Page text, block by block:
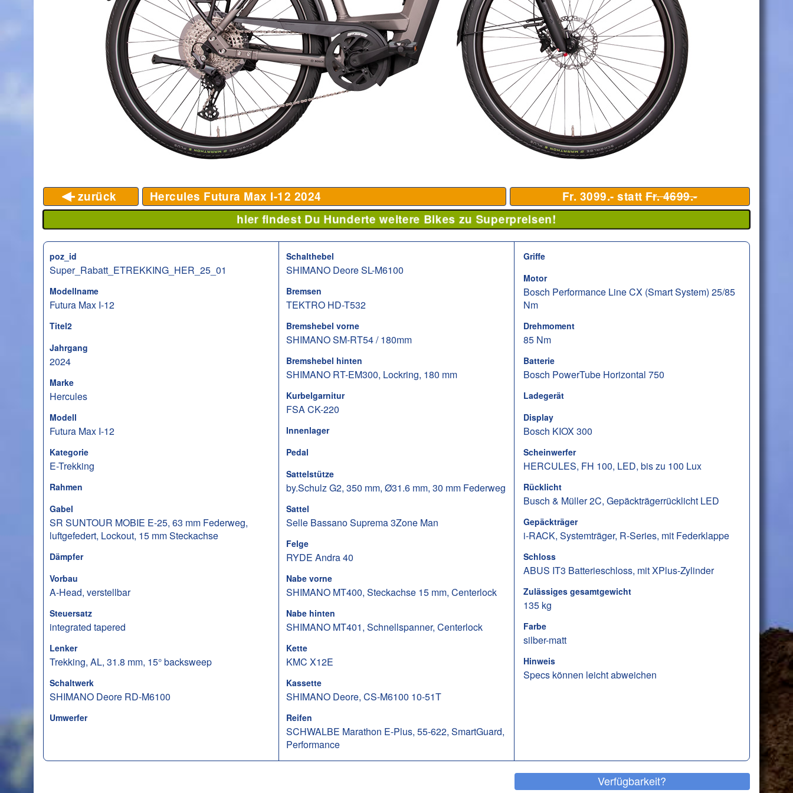
zurück Hercules Futura Max I-12 2024 Fr. 3099.- statt Fr. 4699.-
hier findest Du Hunderte weitere Bikes zu Superpreisen!
poz_id
Super_Rabatt_ETREKKING_HER_25_01
Modellname
Futura Max I-12
Titel2
Jahrgang
2024
Marke
Hercules
Modell
Futura Max I-12
Kategorie
E-Trekking
Rahmen
Gabel
SR SUNTOUR MOBIE E-25, 63 mm Federweg,
luftgefedert, Lockout, 15 mm Steckachse
Dämpfer
Vorbau
A-Head, verstellbar
Steuersatz
integrated tapered
Lenker
Trekking, AL, 31.8 mm, 15° backsweep
Schaltwerk
SHIMANO Deore RD-M6100
Umwerfer
Schalthebel
SHIMANO Deore SL-M6100
Bremsen
TEKTRO HD-T532
Bremshebel vorne
SHIMANO SM-RT54 / 180mm
Bremshebel hinten
SHIMANO RT-EM300, Lockring, 180 mm
Kurbelgarnitur
FSA CK-220
Innenlager
Pedal
Sattelstütze
by.Schulz G2, 350 mm, Ø31.6 mm, 30 mm Federweg
Sattel
Selle Bassano Suprema 3Zone Man
Felge
RYDE Andra 40
Nabe vorne
SHIMANO MT400, Steckachse 15 mm, Centerlock
Nabe hinten
SHIMANO MT401, Schnellspanner, Centerlock
Kette
KMC X12E
Kassette
SHIMANO Deore, CS-M6100 10-51T
Reifen
SCHWALBE Marathon E-Plus, 55-622, SmartGuard,
Performance
Griffe
Motor
Bosch Performance Line CX (Smart System) 25/85
Nm
Drehmoment
85 Nm
Batterie
Bosch PowerTube Horizontal 750
Ladegerät
Display
Bosch KIOX 300
Scheinwerfer
HERCULES, FH 100, LED, bis zu 100 Lux
Rücklicht
Busch & Müller 2C, Gepäckträgerrücklicht LED
Gepäckträger
i-RACK, Systemträger, R-Series, mit Federklappe
Schloss
ABUS IT3 Batterieschloss, mit XPlus-Zylinder
Zulässiges gesamtgewicht
135 kg
Farbe
silber-matt
Hinweis
Specs können leicht abweichen
Verfügbarkeit?